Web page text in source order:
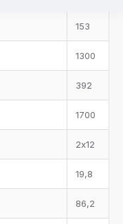
153
1300
392
1700
2х12
19,8
86,2